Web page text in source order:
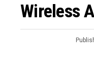
Wireless